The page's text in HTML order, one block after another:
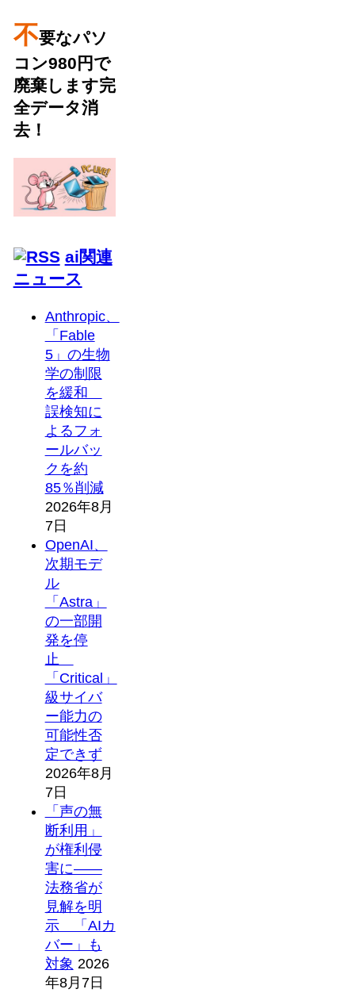
不要なパソ
コン980円で
廃棄します完
全データ消
去！
ai関連
ニュース
Anthropic、
「Fable
5」の生物
学の制限
を緩和
誤検知に
よるフォ
ールバッ
クを約
85％削減
2026年8月
7日
OpenAI、
次期モデ
ル
「Astra」
の一部開
発を停
止
「Critical」
級サイバ
ー能力の
可能性否
定できず
2026年8月
7日
「声の無
断利用」
が権利侵
害に――
法務省が
見解を明
示 「AIカ
バー」も
対象 2026
年8月7日